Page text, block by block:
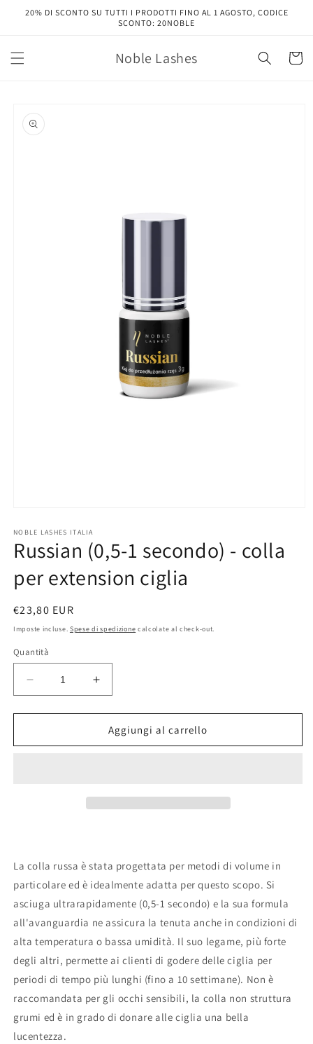
direttamente
20% DI SCONTO SU TUTTI I PRODOTTI FINO AL 1 AGOSTO, CODICE
SCONTO: 20NOBLE
Noble Lashes Carrello
informazioni
sul prodotto
multimediali
1
in
modale
NOBLE LASHES ITALIA
Russian (0,5-1 secondo) - colla
per extension ciglia
Prezzo
di
€23,80 EUR
Imposte incluse. Spese di spedizione calcolate al check-out.
Quantità
Diminuisci
quantità
per
(0,5-
Aumenta
quantità
per
Russian
(0,5-
Aggiungi al carrello
La colla russa è stata progettata per metodi di volume in
particolare ed è idealmente adatta per questo scopo. Si
asciuga ultrarapidamente (0,5-1 secondo) e la sua formula
all'avanguardia ne assicura la tenuta anche in condizioni di
alta temperatura o bassa umidità. Il suo legame, più forte
degli altri, permette ai clienti di godere delle ciglia per
periodi di tempo più lunghi (fino a 10 settimane). Non è
raccomandata per gli occhi sensibili, la colla non struttura
grumi ed è in grado di donare alle ciglia una bella
lucentezza.